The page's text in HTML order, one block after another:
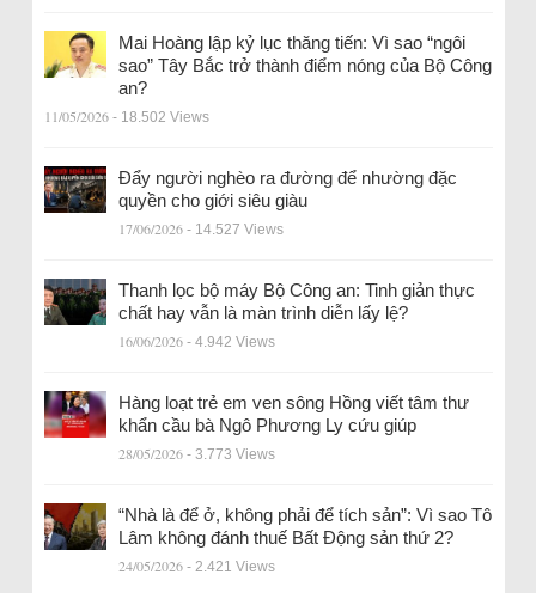
Mai Hoàng lập kỷ lục thăng tiến: Vì sao “ngôi
sao” Tây Bắc trở thành điểm nóng của Bộ Công
an?
11/05/2026 - 18.502 Views
Đẩy người nghèo ra đường để nhường đặc
quyền cho giới siêu giàu
17/06/2026 - 14.527 Views
Thanh lọc bộ máy Bộ Công an: Tinh giản thực
chất hay vẫn là màn trình diễn lấy lệ?
16/06/2026 - 4.942 Views
Hàng loạt trẻ em ven sông Hồng viết tâm thư
khẩn cầu bà Ngô Phương Ly cứu giúp
28/05/2026 - 3.773 Views
“Nhà là để ở, không phải để tích sản”: Vì sao Tô
Lâm không đánh thuế Bất Động sản thứ 2?
24/05/2026 - 2.421 Views